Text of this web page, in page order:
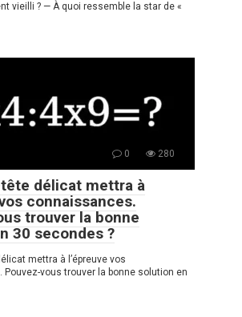
vieilli ? — À quoi ressemble la star de «
0 280
délicat mettra à
connaissances.
trouver la bonne
30 secondes ?
mettra à l’épreuve vos
vous trouver la bonne solution en